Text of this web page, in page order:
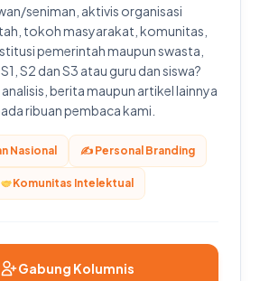
seniman, aktivis organisasi
tokoh masyarakat, komunitas,
pemerintah maupun swasta,
S2 dan S3 atau guru dan siswa?
berita maupun artikel lainnya
ribuan pembaca kami.
Nasional ✍️ Personal Branding
Komunitas Intelektual
Gabung Kolumnis